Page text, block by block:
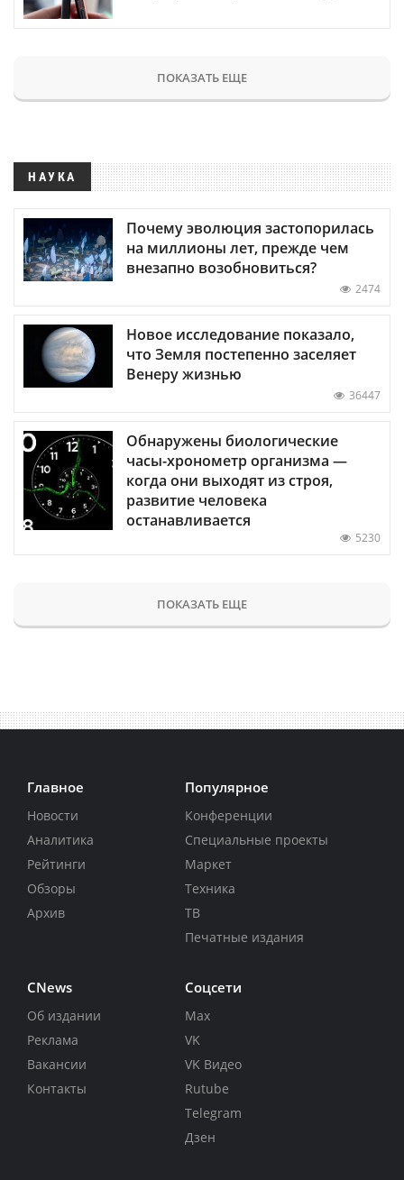
ПОКАЗАТЬ ЕЩЕ
НАУКА
Почему эволюция застопорилась
на миллионы лет, прежде чем
внезапно возобновиться?
2474
Новое исследование показало,
что Земля постепенно заселяет
Венеру жизнью
36447
Обнаружены биологические
часы-хронометр организма —
когда они выходят из строя,
развитие человека
останавливается
5230
ПОКАЗАТЬ ЕЩЕ
Главное
Новости
Аналитика
Рейтинги
Обзоры
Архив
Популярное
Конференции
Специальные проекты
Маркет
Техника
ТВ
Печатные издания
CNews
Об издании
Реклама
Вакансии
Контакты
Соцсети
Max
VK
VK Видео
Rutube
Telegram
Дзен